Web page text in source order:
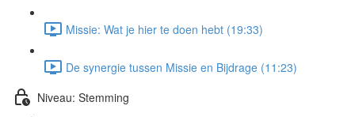
Missie: Wat je hier te doen hebt (19:33)
De synergie tussen Missie en Bijdrage (11:23)
Niveau: Stemming